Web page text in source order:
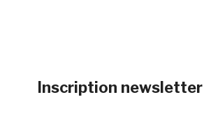
Inscription newsletter